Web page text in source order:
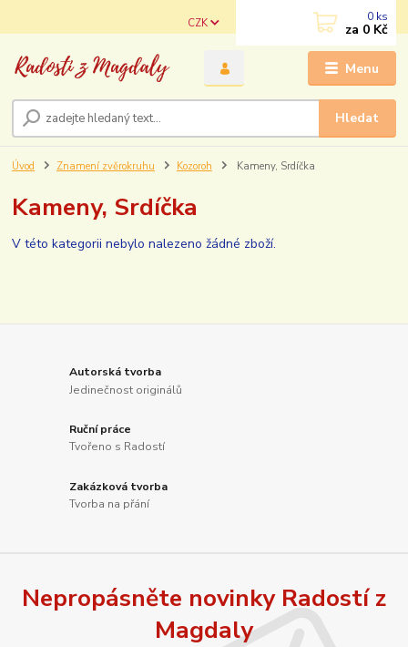
Menu
CZK
Hledat
0 ks
za 0 Kč
Úvod Znamení zvěrokruhu Kozoroh Kameny, Srdíčka
Kameny, Srdíčka
V této kategorii nebylo nalezeno žádné zboží.
Autorská tvorba
Jedinečnost originálů
Ruční práce
Tvořeno s Radostí
Zakázková tvorba
Tvorba na přání
Nepropásněte novinky Radostí z
Magdaly